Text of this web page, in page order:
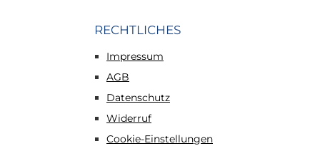
RECHTLICHES
Impressum
AGB
Datenschutz
Widerruf
Cookie-Einstellungen